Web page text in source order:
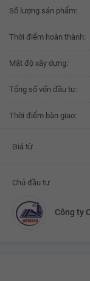
Số lượng sản phẩm:
Thời điểm hoàn thành:
Mật độ xây dựng:
Tổng số vốn đầu tư:
Thời điểm bàn giao:
Giá từ
Chủ đầu tư
Công ty